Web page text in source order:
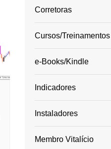
Corretoras
Cursos/Treinamentos
e-Books/Kindle
Indicadores
Instaladores
Membro Vitalício